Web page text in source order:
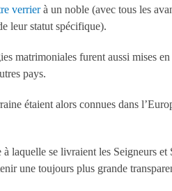
verrierà un noble (avec tous les
leur statut spécifique).
matrimoniales furent aussi mises
pays.
étaient alors connues dans
laquelle se livraient les Seigneurs
une toujours plus grande